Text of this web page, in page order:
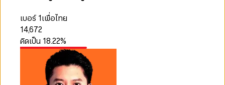
เบอร์ 1เพื่อไทย
14,672
คิดเป็น 18.22%